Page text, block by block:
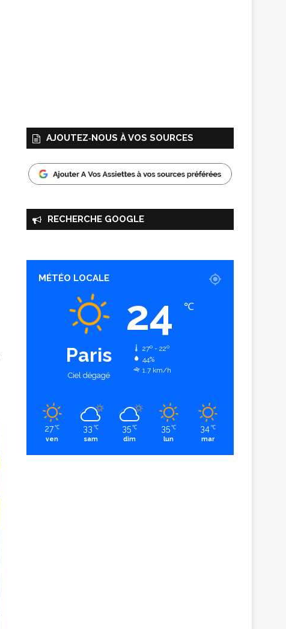
AJOUTEZ‑NOUS À VOS SOURCES
RECHERCHE GOOGLE
MÉTÉO LOCALE
Paris
Ciel dégagé
24 ℃
27º - 22º
44%
1.7 km/h
27 ℃
ven
33 ℃
sam
35 ℃
dim
35 ℃
lun
34 ℃
mar